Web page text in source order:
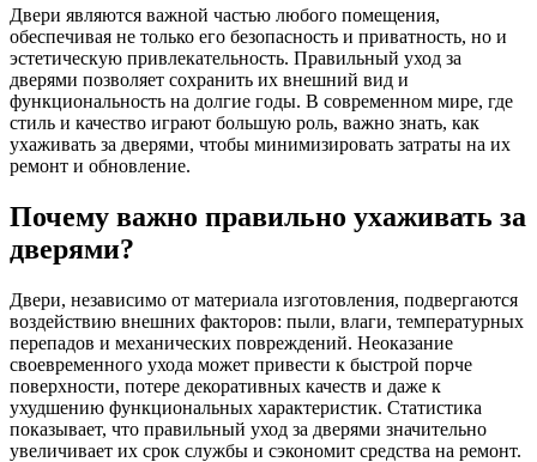
Двери являются важной частью любого помещения,
обеспечивая не только его безопасность и приватность, но и
эстетическую привлекательность. Правильный уход за
дверями позволяет сохранить их внешний вид и
функциональность на долгие годы. В современном мире, где
стиль и качество играют большую роль, важно знать, как
ухаживать за дверями, чтобы минимизировать затраты на их
ремонт и обновление.
Почему важно правильно ухаживать за
дверями?
Двери, независимо от материала изготовления, подвергаются
воздействию внешних факторов: пыли, влаги, температурных
перепадов и механических повреждений. Неоказание
своевременного ухода может привести к быстрой порче
поверхности, потере декоративных качеств и даже к
ухудшению функциональных характеристик. Статистика
показывает, что правильный уход за дверями значительно
увеличивает их срок службы и сэкономит средства на ремонт.